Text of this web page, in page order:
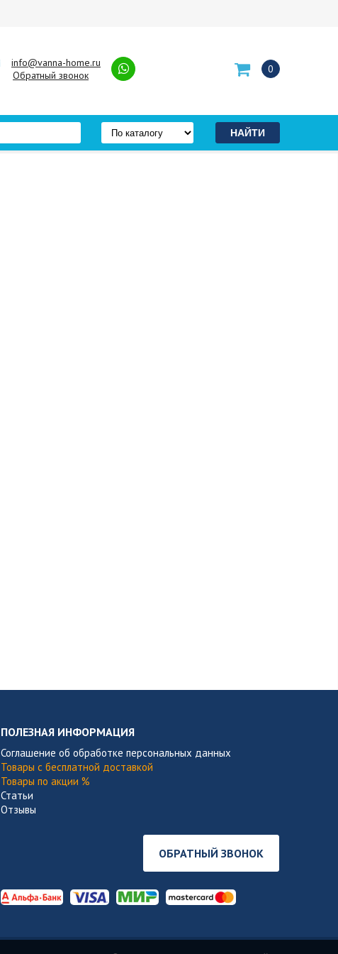
info@vanna-home.ru
Обратный звонок
0
ПОЛЕЗНАЯ ИНФОРМАЦИЯ
Соглашение об обработке персональных данных
Товары с бесплатной доставкой
Товары по акции %
Статьи
Отзывы
ОБРАТНЫЙ ЗВОНОК